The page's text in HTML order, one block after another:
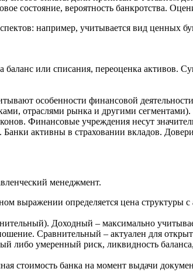
состояние, вероятность банкротства.
например, учитывается вид ценных
или списания, переоценка активов.
особенности финансовой
отраслями рынка и другими сегментами).
Финансовые учреждения несут
активны в страховании вкладов.
менеджмент.
выражении определяется цена структуры
Доходный – максимально
Сравнительный – актуален для
либо умеренный риск, ликвидность
стоимость банка на момент выдачи